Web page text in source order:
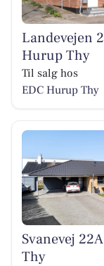
Landevejen
Hurup Thy
Til salg hos
EDC Hurup Thy
Svanevej
Thy